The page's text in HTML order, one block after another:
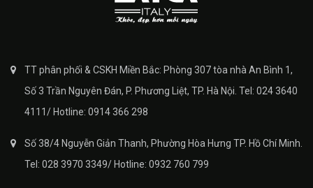
TT phân phối & CSKH Miền Bắc: Phòng 307 tòa nhà An Bình 1,
Số 3 Trần Nguyên Đán, P. Phương Liệt, TP. Hà Nội. Tel: 024 3640
4111/ Hotline: 0914 366 298
Số 38/4 Nguyễn Giản Thanh, Phường Hòa Hưng TP. Hồ Chí Minh.
Tel: 028 3970 3349/ Hotline: 0932 760 799